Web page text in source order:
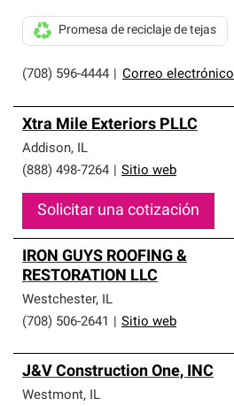
(708) 596-4444 Correo electrónico
Promesa de reciclaje de tejas
Xtra Mile Exteriors PLLC
Addison, IL
(888) 498-7264
Sitio web
Solicitar una cotización
IRON GUYS ROOFING &
RESTORATION LLC
Westchester, IL
(708) 506-2641
Sitio web
J&V Construction One, INC
Westmont, IL